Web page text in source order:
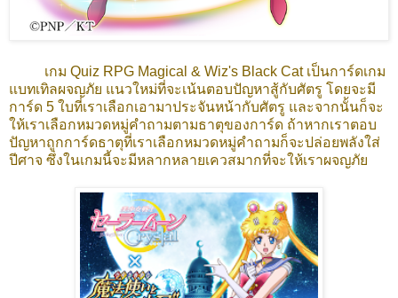
เกม Quiz RPG Magical & Wiz's Black Cat เป็นการ์ดเกม
แบทเทิลผจญภัย แนวใหม่ที่จะเน้นตอบปัญหาสู้กับศัตรู โดยจะมี
การ์ด 5 ใบที่เราเลือกเอามาประจันหน้ากับศัตรู และจากนั้นก็จะ
ให้เราเลือกหมวดหมู่คำถามตามธาตุของการ์ด ถ้าหากเราตอบ
ปัญหาถูกการ์ดธาตุที่เราเลือกหมวดหมู่คำถามก็จะปล่อยพลังใส่
ปีศาจ ซึ่งในเกมนี้จะมีหลากหลายเควสมากที่จะให้เราผจญภัย